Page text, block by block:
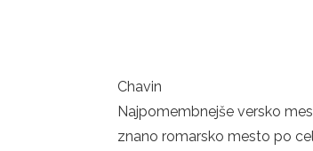
Chavin
Najpomembnejše versko
znano romarsko mesto po